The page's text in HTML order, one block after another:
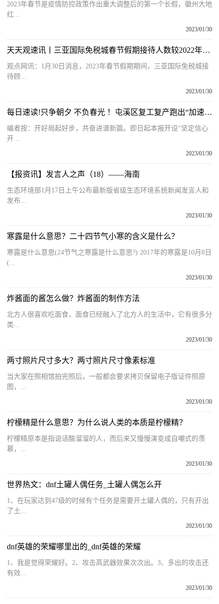
2023年春节是疫情防控政策作出重大调整后的第一个长假，徽州大地
红...
2023/01/30
天天观速讯丨三亚国际免税城春节假期接待人数较2022年同时段增长22％
观点网讯：1月30日消息，2023年春节假期期间，三亚国际免税城接
待顾...
2023/01/30
每日速读!只争朝夕 不负春光 ！屯溪区复工复产跑出“加速度”
编者按：开好局起好步，共奋进谱新篇。即日起本报开设“坚定信心
开...
2023/01/30
【报资讯】发言人之声（18）——海南
生态环境部1月17日上午公布最新版省级生态环境系统新闻发言人和
发布...
2023/01/30
寒露是什么意思？二十四节气小寒的含义是什么？
寒露是什么意思(24节气之寒露是什么意思?) 2017年的寒露是10月8日
(...
2023/01/30
炸酱面的酱怎么做？炸酱面的制作方法
北方人很喜欢吃面食，面食已经融入了北方人的生活中，它有很多分
类...
2023/01/30
两寸照片尺寸多大？两寸照片尺寸像素标准
当大家在照相馆拍完照后，一般都会要求拷贝保留电子版证件照原
图，...
2023/01/30
柠檬精是什么意思？为什么说人类的本质是柠檬精？
柠檬精原本是指说话酸溜溜的人，而后来又慢慢演变成自嘲式的羡
慕，...
2023/01/30
世界热文：dnf土罐人偶任务_土罐人偶怎么开
1、在玩家达到47级的时候有个任务是需要开土罐人偶的，只有开出
了土...
2023/01/30
dnf英雄的荣耀哪里出的_dnf英雄的荣耀
1、我是觉得荣耀好。2、攻击高武器效果次次出。3、多出的攻击还
有效...
2023/01/30